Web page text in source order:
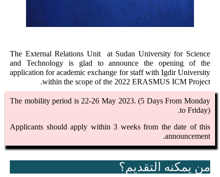
The External Relations Unit at Sudan University for Science
and Technology is glad to announce the opening of the
application for academic exchange for staff with Igdir University
within the scope of the 2022 ERASMUS ICM Project.
The mobility period is 22-26 May 2023. (5 Days From Monday
to Friday).
Applicants should apply within 3 weeks from the date of this
announcement.
من يمكنه التقديم؟